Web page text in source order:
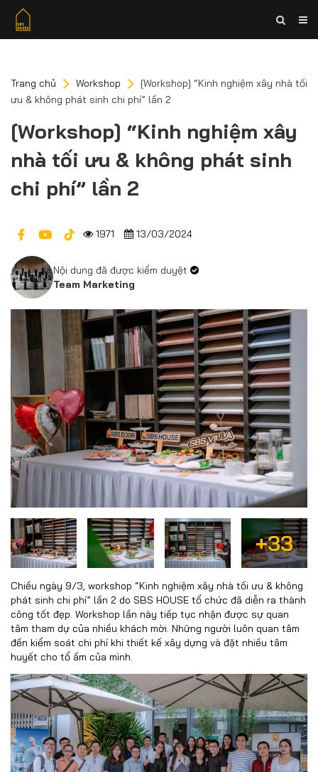
Trang chủ Workshop
[Workshop] “Kinh nghiệm xây nhà tối
ưu & không phát sinh chi phí” lần 2
[Workshop] “Kinh nghiệm xây
nhà tối ưu & không phát sinh
chi phí” lần 2
1971 13/03/2024
Nội dung đã được kiểm duyệt
Team Marketing
+33
Chiều ngày 9/3, workshop “Kinh nghiệm xây nhà tối ưu & không
phát sinh chi phí” lần 2 do SBS HOUSE tổ chức đã diễn ra thành
công tốt đẹp. Workshop lần này tiếp tục nhận được sự quan
tâm tham dự của nhiều khách mời. Những người luôn quan tâm
đến kiểm soát chi phí khi thiết kế xây dựng và đặt nhiều tâm
huyết cho tổ ấm của mình.